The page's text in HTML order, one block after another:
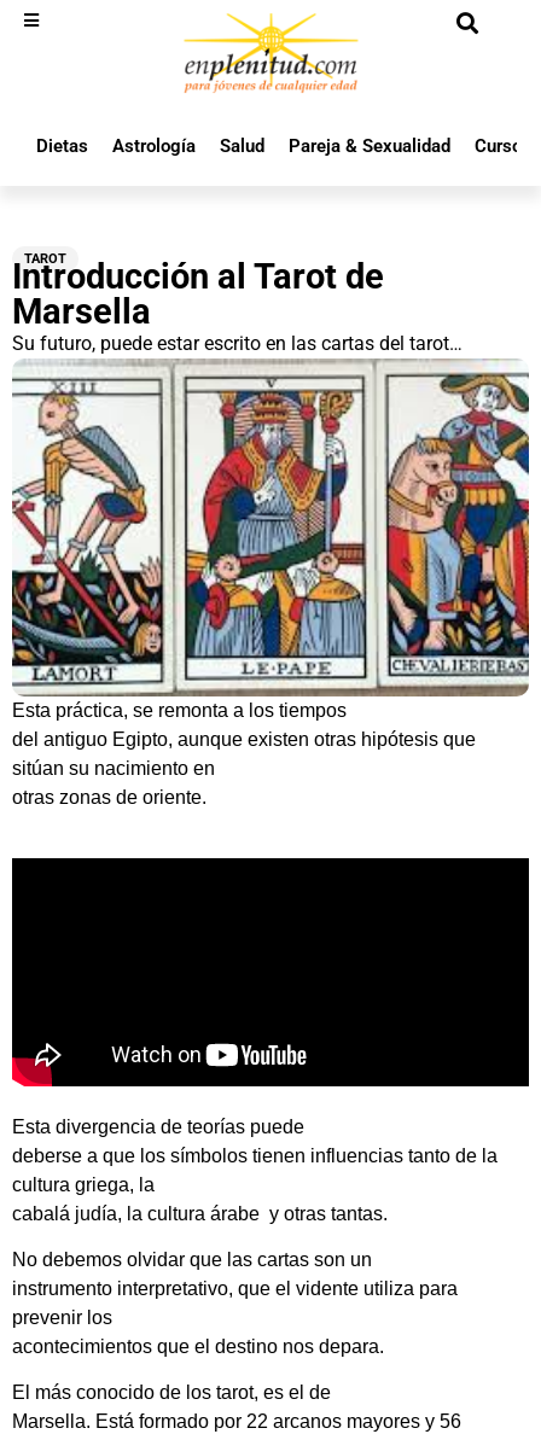
Dietas Astrología Salud Pareja & Sexualidad Cursos
TAROT
Introducción al Tarot de
Marsella
Su futuro, puede estar escrito en las cartas del tarot…
Esta práctica, se remonta a los tiempos
del antiguo Egipto, aunque existen otras hipótesis que
sitúan su nacimiento en
otras zonas de oriente.
Esta divergencia de teorías puede
deberse a que los símbolos tienen influencias tanto de la
cultura griega, la
cabalá judía, la cultura árabe y otras tantas.
No debemos olvidar que las cartas son un
instrumento interpretativo, que el vidente utiliza para
prevenir los
acontecimientos que el destino nos depara.
El más conocido de los tarot, es el de
Marsella. Está formado por 22 arcanos mayores y 56